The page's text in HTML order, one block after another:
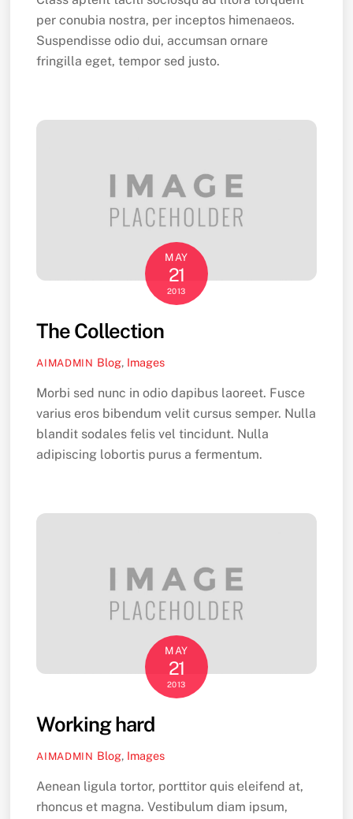
per conubia nostra, per inceptos himenaeos.
Suspendisse odio dui, accumsan ornare
fringilla eget, tempor sed justo.
MAY
21
2013
The Collection
AIMADMIN Blog, Images
Morbi sed nunc in odio dapibus laoreet. Fusce
varius eros bibendum velit cursus semper. Nulla
blandit sodales felis vel tincidunt. Nulla
adipiscing lobortis purus a fermentum.
MAY
21
2013
Working hard
AIMADMIN Blog, Images
Aenean ligula tortor, porttitor quis eleifend at,
rhoncus et magna. Vestibulum diam ipsum,